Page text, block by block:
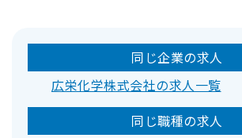
同じ企業の求人
広栄化学株式会社の求人一覧
同じ職種の求人